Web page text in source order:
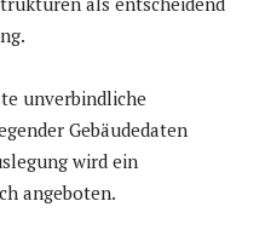
unverbindliche
Gebäudedaten
wird ein
angeboten.